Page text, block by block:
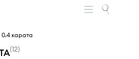
0.4 карата
(12)